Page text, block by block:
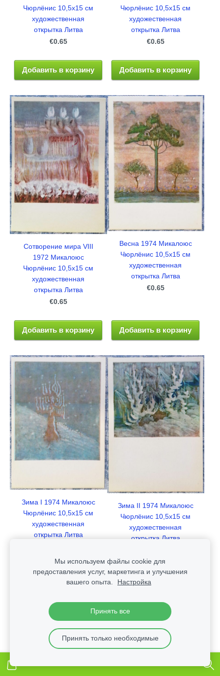
Чюрлёнис 10,5x15 см
художественная
открытка Литва
€0.65
Добавить в корзину
Чюрлёнис 10,5x15 см
художественная
открытка Литва
€0.65
Добавить в корзину
Сотворение мира VIII
1972 Микалоюс
Чюрлёнис 10,5x15 см
художественная
открытка Литва
€0.65
Добавить в корзину
Весна 1974 Микалоюс
Чюрлёнис 10,5x15 см
художественная
открытка Литва
€0.65
Добавить в корзину
Зима I 1974 Микалоюс
Чюрлёнис 10,5x15 см
художественная
открытка Литва
Добавить в корзину
Зима II 1974 Микалоюс
Чюрлёнис 10,5x15 см
художественная
открытка Литва
Добавить в корзину
Мы используем файлы cookie для
предоставления услуг, маркетинга и улучшения
вашего опыта.
Настройка
Принять все
Принять только необходимые